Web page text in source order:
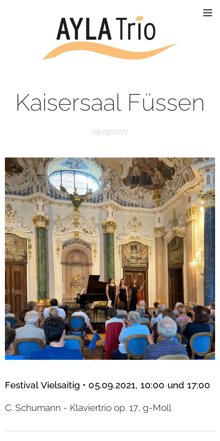
Kaisersaal Füssen
05.09.2021
Festival Vielsaitig • 05.09.2021, 10:00 und 17:00
C. Schumann - Klaviertrio op. 17, g-Moll